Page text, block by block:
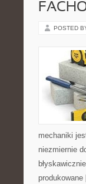
POSTED
mechaniki
niezmiernie